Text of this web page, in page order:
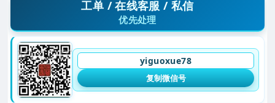
工单 / 在线客服 / 私信
优先处理
yiguoxue78
复制微信号